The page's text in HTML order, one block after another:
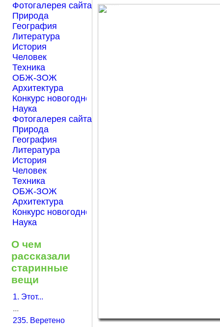
Фотогалерея сайта Началка.com
Природа
География
Литература
История
Человек
Техника
ОБЖ-ЗОЖ
Архитектура
Конкурс новогодней открытки "Нарисуем Новый
Наука
Фотогалерея сайта Началка.com
Природа
География
Литература
История
Человек
Техника
ОБЖ-ЗОЖ
Архитектура
Конкурс новогодней открытки "Нарисуем Новый
Наука
О чем
рассказали
старинные
вещи
1. Этот...
...
235. Веретено